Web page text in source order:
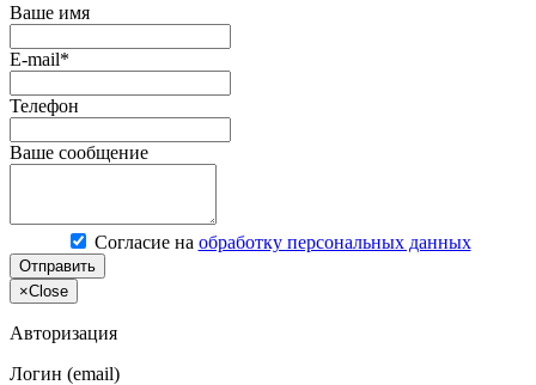
Ваше имя
E-mail*
Телефон
Ваше сообщение
Согласие на обработку персональных данных
Отправить
×Close
Авторизация
Логин (email)